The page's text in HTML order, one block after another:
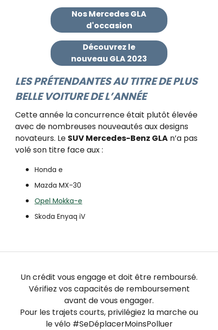
Nos Mercedes GLA
d'occasion
Découvrez le
nouveau GLA 2023
LES PRÉTENDANTES AU TITRE DE PLUS
BELLE VOITURE DE L’ANNÉE​
Cette année la concurrence était plutôt élevée
avec de nombreuses nouveautés aux designs
novateurs. Le SUV Mercedes-Benz GLA n’a pas
volé son titre face aux :
Honda e
Mazda MX-30
Opel Mokka-e
Skoda Enyaq iV
Un crédit vous engage et doit être remboursé.
Vérifiez vos capacités de remboursement
avant de vous engager.
Pour les trajets courts, privilégiez la marche ou
le vélo #SeDéplacerMoinsPolluer